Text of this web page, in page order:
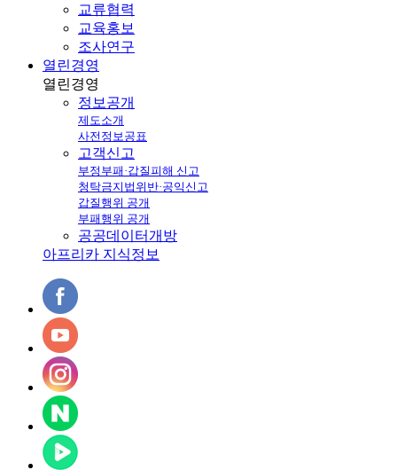
교류협력
교육홍보
조사연구
열린경영
열린경영
정보공개
제도소개
사전정보공표
고객신고
부정부패·갑질피해 신고
청탁금지법위반·공익신고
갑질행위 공개
부패행위 공개
공공데이터개방
아프리카 지식정보